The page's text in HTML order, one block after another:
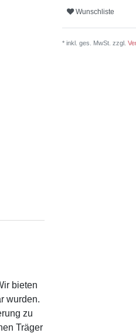
Wunschliste
* inkl. ges. MwSt. zzgl.
bieten
wurden.
zu
Träger